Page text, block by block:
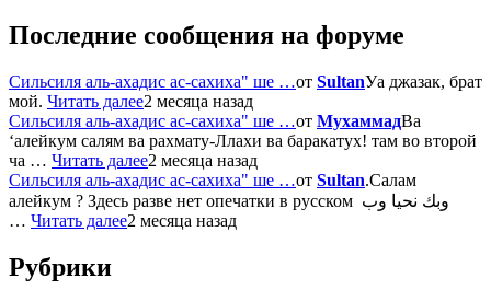
Последние сообщения на форуме
Сильсиля аль-ахадис ас-сахиха" ше …от SultanУа джазак, брат
мой. Читать далее2 месяца назад
Сильсиля аль-ахадис ас-сахиха" ше …от МухаммадВа
‘алейкум салям ва рахмату-Ллахи ва баракатух! там во второй
ча … Читать далее2 месяца назад
Сильсиля аль-ахадис ас-сахиха" ше …от Sultan.Салам
алейкум ? Здесь разве нет опечатки в русском وبك نحيا وب
… Читать далее2 месяца назад
Рубрики